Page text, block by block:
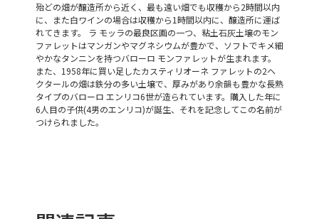
殆どの畑が醸造所から近く、最も遠い畑でも収穫から2時間以内
に、また白ワインの場合は収穫から1時間以内に、醸造所に運ば
れてきます。 ラ モッラの最良区画の一つ、粘土石灰土壌のモン
ファレットはマンガンやマグネシウムが豊かで、ソフトでキメ細
やかなタンニンを持つバローロ モンファレットが生まれます。
また、1958年に買い足したカスティリオーネ ファレットの2ヘ
クタールの畑は鉄分の多い土壌で、厚みがあり余韻も豊かな長熟
タイプのバローロ エンリコ6世が造られています。購入した年に
6人目の子供(4男のエンリコ)が誕生、それを記念してこの名前が
つけられました。